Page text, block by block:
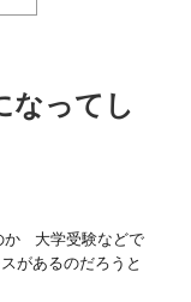
なってし
か 大学受験などで
があるのだろうと